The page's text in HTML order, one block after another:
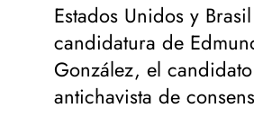
Estados Unidos y
candidatura de
González, el candidato
antichavista de